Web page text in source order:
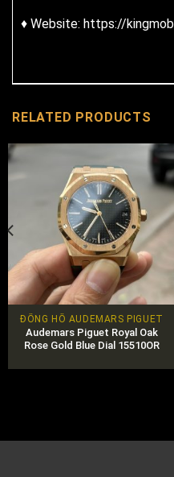
♦ Website: https://
RELATED PRODUCTS
ĐỒNG HỒ AUDEMARS PIGUET
Audemars Piguet Royal Oak
Rose Gold Blue Dial 15510OR